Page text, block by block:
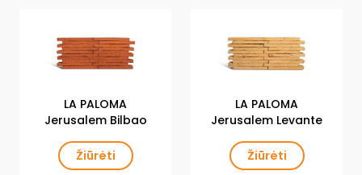
LA PALOMA
Jerusalem Bilbao
Žiūrėti
LA PALOMA
Jerusalem Levante
Žiūrėti